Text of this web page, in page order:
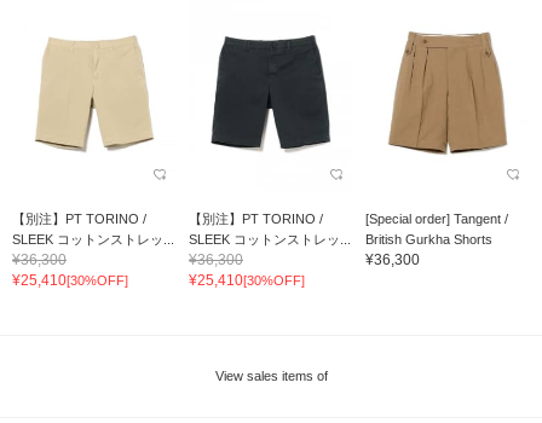
【別注】PT TORINO /
SLEEK コットンストレッ...
¥36,300
¥25,410[30%OFF]
【別注】PT TORINO /
SLEEK コットンストレッ...
¥36,300
¥25,410[30%OFF]
[Special order] Tangent /
British Gurkha Shorts
¥36,300
View sales items of